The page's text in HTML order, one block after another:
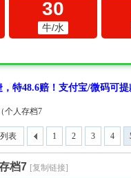
特48.6赔！支付宝/微码可
个人存档7
1 2 3 4
表
档7 [复制链接]